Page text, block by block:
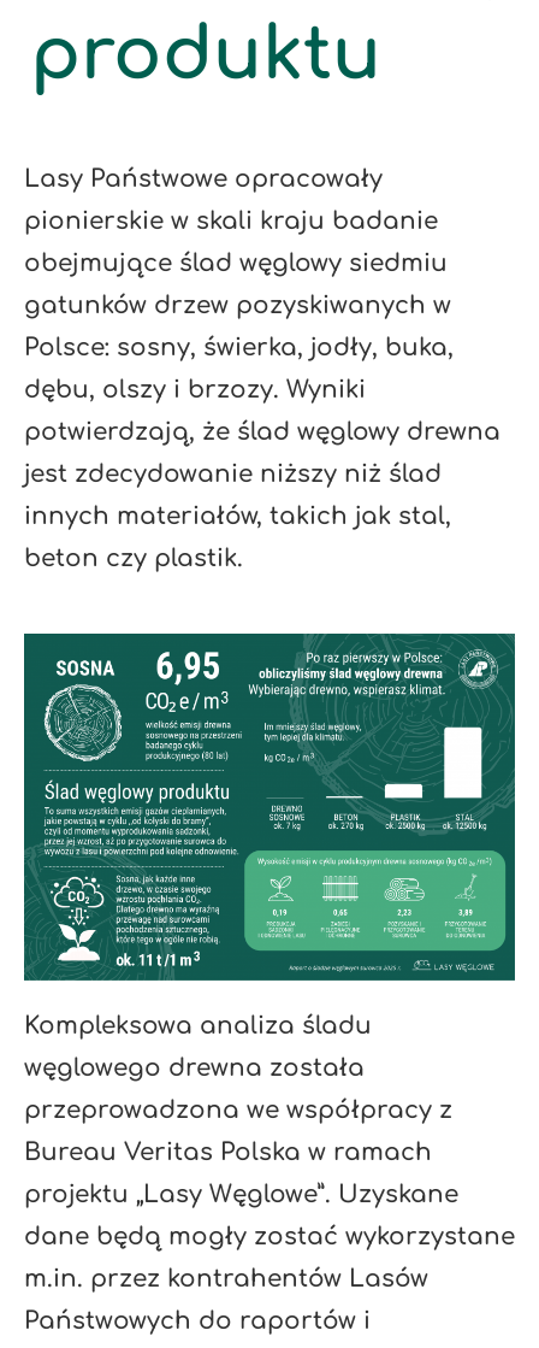
produktu
Lasy Państwowe opracowały
pionierskie w skali kraju badanie
obejmujące ślad węglowy siedmiu
gatunków drzew pozyskiwanych w
Polsce: sosny, świerka, jodły, buka,
dębu, olszy i brzozy. Wyniki
potwierdzają, że ślad węglowy drewna
jest zdecydowanie niższy niż ślad
innych materiałów, takich jak stal,
beton czy plastik.
Kompleksowa analiza śladu
węglowego drewna została
przeprowadzona we współpracy z
Bureau Veritas Polska w ramach
projektu „Lasy Węglowe”. Uzyskane
dane będą mogły zostać wykorzystane
m.in. przez kontrahentów Lasów
Państwowych do raportów i